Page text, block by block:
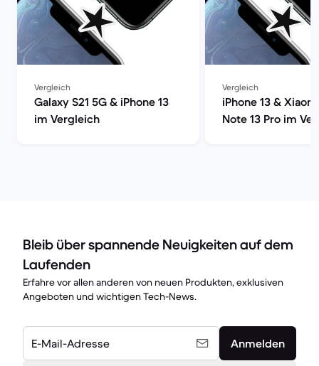
Vergleich
Galaxy S21 5G & iPhone 13
im Vergleich
Vergleich
iPhone 13 &
Note 13 Pro im
Bleib über spannende Neuigkeiten auf dem
Laufenden
Erfahre vor allen anderen von neuen Produkten, exklusiven
Angeboten und wichtigen Tech-News.
E-Mail-Adresse Anmelden